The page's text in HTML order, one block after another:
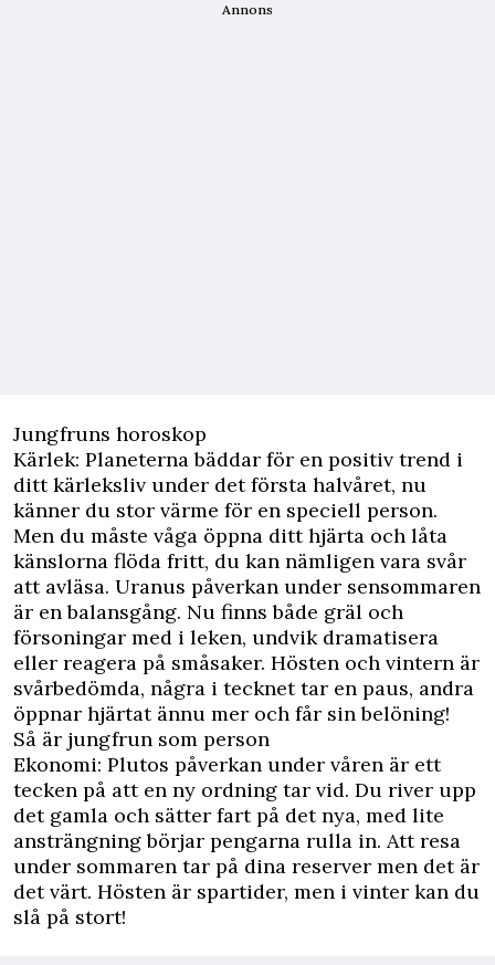
Annons
Jungfruns horoskop
Kärlek: Planeterna bäddar för en positiv trend i
ditt kärleksliv under det första halvåret, nu
känner du stor värme för en speciell person.
Men du måste våga öppna ditt hjärta och låta
känslorna flöda fritt, du kan nämligen vara svår
att avläsa. Uranus påverkan under sensommaren
är en balansgång. Nu finns både gräl och
försoningar med i leken, undvik dramatisera
eller reagera på småsaker. Hösten och vintern är
svårbedömda, några i tecknet tar en paus, andra
öppnar hjärtat ännu mer och får sin belöning!
Så är jungfrun som person
Ekonomi: Plutos påverkan under våren är ett
tecken på att en ny ordning tar vid. Du river upp
det gamla och sätter fart på det nya, med lite
ansträngning börjar pengarna rulla in. Att resa
under sommaren tar på dina reserver men det är
det värt. Hösten är spartider, men i vinter kan du
slå på stort!